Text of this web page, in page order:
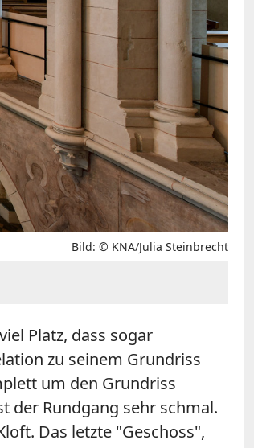
Bild: © KNA/Julia Steinbrecht
Platz, dass sogar
zu seinem Grundriss
um den Grundriss
der Rundgang sehr schmal.
Das letzte "Geschoss",